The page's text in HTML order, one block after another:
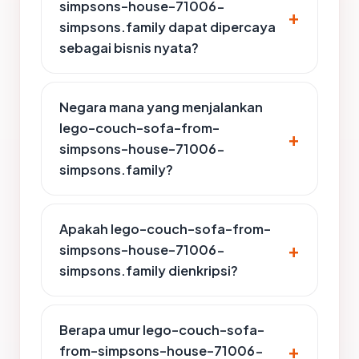
simpsons-house-71006-
simpsons.family dapat dipercaya
sebagai bisnis nyata?
Negara mana yang menjalankan
lego-couch-sofa-from-
simpsons-house-71006-
simpsons.family?
Apakah lego-couch-sofa-from-
simpsons-house-71006-
simpsons.family dienkripsi?
Berapa umur lego-couch-sofa-
from-simpsons-house-71006-